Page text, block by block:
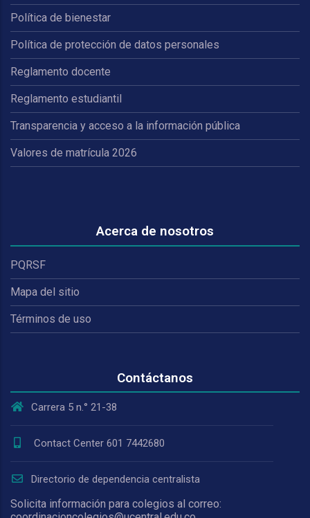
Política de bienestar
Política de protección de datos personales
Reglamento docente
Reglamento estudiantil
Transparencia y acceso a la información pública
Valores de matrícula 2026
Acerca de nosotros
PQRSF
Mapa del sitio
Términos de uso
Contáctanos
Carrera 5 n.° 21-38
Contact Center 601 7442680
Directorio de dependencia centralista
Solicita información para colegios al correo: